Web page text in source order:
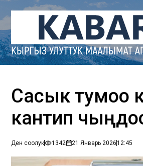
Сасык тумоо
кантип
Ден соолук 1342 21 Январь 202612:45